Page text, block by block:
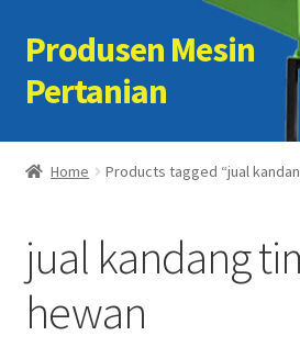
Skip
to
navigation
Skip
to
content
Produsen Mesin
Pertanian
Home
Cart
Checkout
Home Products tagged “jual
jual kandang
hewan